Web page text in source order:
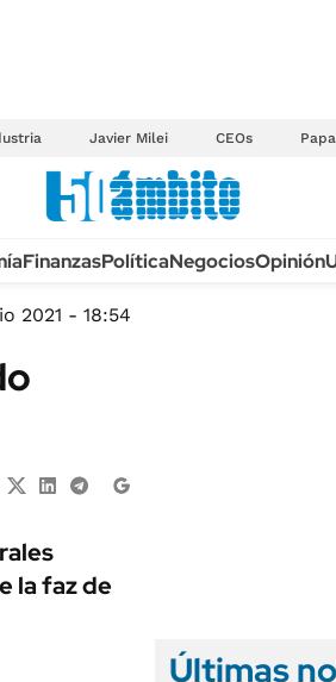
Javier Milei CEOs
FinanzasPolíticaNegociosOpinión
2021 - 18:54
la faz de
Últimas